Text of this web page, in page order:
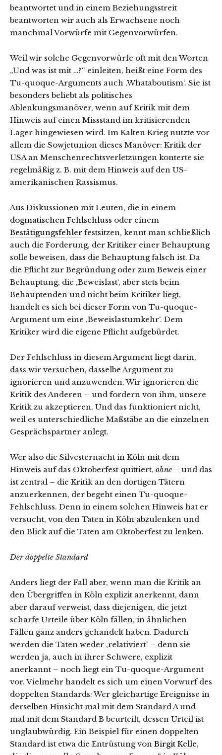
beantwortet und in einem Beziehungsstreit
beantworten wir auch als Erwachsene noch
manchmal Vorwürfe mit Gegenvorwürfen.
Weil wir solche Gegenvorwürfe oft mit den Worten
„Und was ist mit …?“ einleiten, heißt eine Form des
Tu-quoque-Arguments auch ‚Whataboutism‘. Sie ist
besonders beliebt als politisches
Ablenkungsmanöver, wenn auf Kritik mit dem
Hinweis auf einen Missstand im kritisierenden
Lager hingewiesen wird. Im Kalten Krieg nutzte vor
allem die Sowjetunion dieses Manöver: Kritik der
USA an Menschenrechtsverletzungen konterte sie
regelmäßig z. B. mit dem Hinweis auf den US-
amerikanischen Rassismus.
Aus Diskussionen mit Leuten, die in einem
dogmatischen Fehlschluss oder einem
Bestätigungsfehler festsitzen, kennt man schließlich
auch die Forderung, der Kritiker einer Behauptung
solle beweisen, dass die Behauptung falsch ist. Da
die Pflicht zur Begründung oder zum Beweis einer
Behauptung, die ‚Beweislast‘, aber stets beim
Behauptenden und nicht beim Kritiker liegt,
handelt es sich bei dieser Form von Tu-quoque-
Argument um eine ‚Beweislastumkehr‘. Dem
Kritiker wird die eigene Pflicht aufgebürdet.
Der Fehlschluss in diesem Argument liegt darin,
dass wir versuchen, dasselbe Argument zu
ignorieren und anzuwenden. Wir ignorieren die
Kritik des Anderen – und fordern von ihm, unsere
Kritik zu akzeptieren. Und das funktioniert nicht,
weil es unterschiedliche Maßstäbe an die einzelnen
Gesprächspartner anlegt.
Wer also die Silvesternacht in Köln mit dem
Hinweis auf das Oktoberfest quittiert, ohne – und das
ist zentral – die Kritik an den dortigen Tätern
anzuerkennen, der begeht einen Tu-quoque-
Fehlschluss. Denn in einem solchen Hinweis hat er
versucht, von den Taten in Köln abzulenken und
den Blick auf die Taten am Oktoberfest zu lenken.
Der doppelte Standard
Anders liegt der Fall aber, wenn man die Kritik an
den Übergriffen in Köln explizit anerkennt, dann
aber darauf verweist, dass diejenigen, die jetzt
scharfe Urteile über Köln fällen, in ähnlichen
Fällen ganz anders gehandelt haben. Dadurch
werden die Taten weder ‚relativiert‘ – denn sie
werden ja, auch in ihrer Schwere, explizit
anerkannt – noch liegt ein Tu-quoque-Argument
vor. Vielmehr handelt es sich um einen Vorwurf des
doppelten Standards: Wer gleichartige Ereignisse in
derselben Hinsicht mal mit dem Standard A und
mal mit dem Standard B beurteilt, dessen Urteil ist
unglaubwürdig. Ein Beispiel für einen doppelten
Standard ist etwa die Entrüstung von Birgit Kelle,